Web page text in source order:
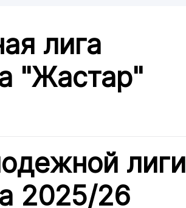
лига
"Жастар"
лиги
2025/26